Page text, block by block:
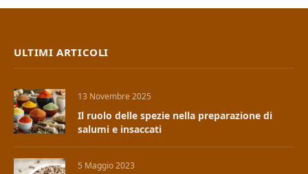
ULTIMI ARTICOLI
13 Novembre 2025
Il ruolo delle spezie nella preparazione di
salumi e insaccati
5 Maggio 2023